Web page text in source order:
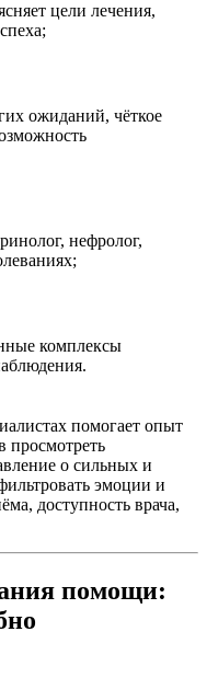
цели лечения,
ожиданий, чёткое
нефролог,
комплексы
помогает опыт
просмотреть
о сильных и
эмоции и
доступность врача,
помощи: